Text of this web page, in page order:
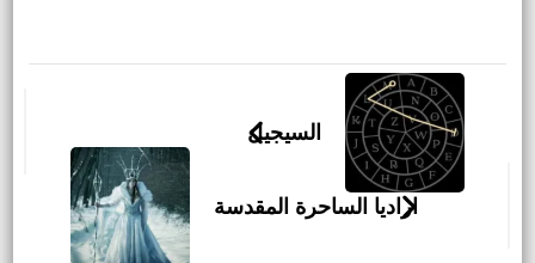
التنقل
بين
التدوينات
السيجيل
اراديا الساحرة المقدسة